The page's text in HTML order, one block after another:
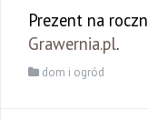
Prezent na
Grawernia.pl.
dom i ogród